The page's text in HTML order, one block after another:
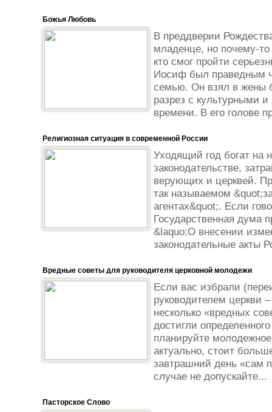
Божья Любовь
В преддверии
младенце, но почему-
кто смог пройти
Иосиф был праведным
семью. Он взял в жены
разрез с культурными
времени. В его голове
Религиозная ситуация в современной России
Уходящий год богат на
законодательстве,
верующих и церквей.
так называемом
агентах&quot;. Если
Государственная дума
&laquo;О внесении
законодательные акты
Вредные советы для руководителя церковной молодежи
Если вас избрали
руководителем церкви
несколько «вредных
достигли
планируйте
актуально, стоит
завтрашний день «сам
случае не допускайте...
Пасторское Слово